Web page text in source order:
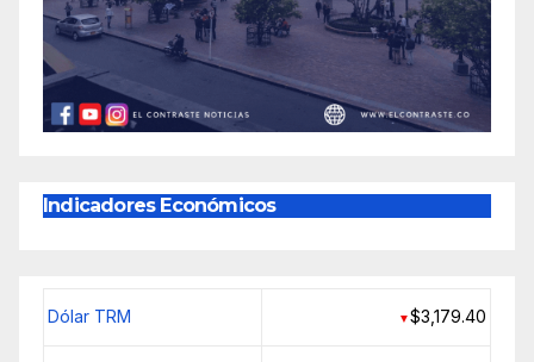
Indicadores Económicos
Dólar TRM ▼$3,179.40